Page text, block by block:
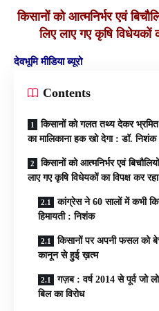
किसानों को आत्मनिर्भर एवं
लिए लाए गए कृषि विधेयकों
देवभूमि मीडिया ब्यूरो
Contents
किसानों को गलत तथ्य देकर
का मालिकाना हक खो देगा : डॉ. निशंक
किसानों को आत्मनिर्भर एवं
लाए गए कृषि विधेयकों का विपक्ष कर
कांग्रेस ने 60 सालों में कभी
हिमायती : निशंक
किसानों पर अपनी फसल को
कानून से हुई ख़त्म
गज़ब : वर्ष 2014 से पूर्व जो
बिल का विरोध